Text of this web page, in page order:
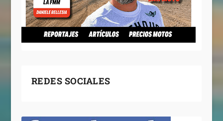
REDES SOCIALES